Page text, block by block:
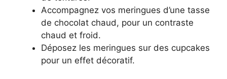
Accompagnez vos meringues d’une tasse
de chocolat chaud, pour un contraste
chaud et froid.
Déposez les meringues sur des cupcakes
pour un effet décoratif.